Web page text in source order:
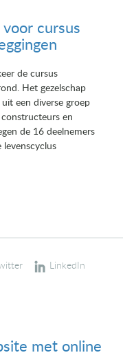
voor cursus
de cursus
Het gezelschap
een diverse groep
en
de 16 deelnemers
levenscyclus
met online